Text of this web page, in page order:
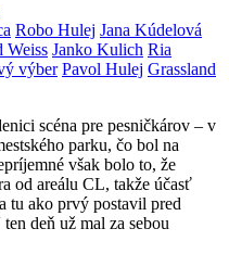
Robo Hulej Jana Kúdelová
Weiss Janko Kulich Ria
výber Pavol Hulej Grassland
scéna pre pesničkárov – v
parku, čo bol na
však bolo to, že
od areálu CL, takže účasť
tu ako prvý postavil pred
ten deň už mal za sebou